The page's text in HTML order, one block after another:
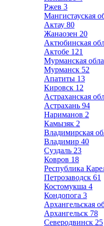
Ржев 3
Мангистауская
Актау 80
Жанаозен 20
Актюбинская
Актобе 121
Мурманская
Мурманск 52
Апатиты 13
Кировск 12
Астраханская
Астрахань 94
Нариманов 2
Камызяк 2
Владимирская
Владимир 40
Суздаль 23
Ковров 18
Республика
Петрозаводск 61
Костомукша 4
Кондопога 3
Архангельская
Архангельск 78
Северодвинск 25